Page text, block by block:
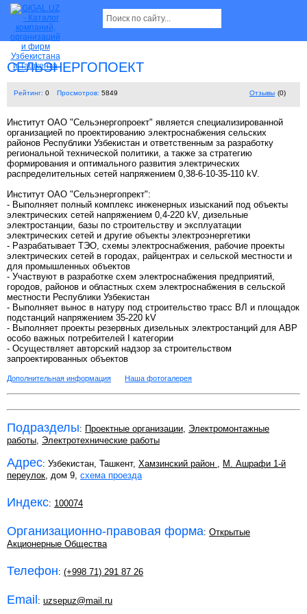
СЕЛЬЭНЕРГОПОЕКТ
Рейтинг: 0 Просмотров: 5849 Отзывы (0)
Институт ОАО "Сельэнергопроект" является специализированной
организацией по проектированию электроснабжения сельских
районов Республики Узбекистан и ответственным за разработку
региональной технической политики, а также за стратегию
формирования и оптимального развития электрических
распределительных сетей напряжением 0,38-6-10-35-110 kV.
Институт ОАО "Сельэнергопрект":
- Выполняет полный комплекс инженерных изысканий под объекты
электрических сетей напряжением 0,4-220 kV, дизельные
электростанции, базы по строительству и эксплуатации
электрических сетей и другие объекты электроэнергетики
- Разрабатывает ТЭО, схемы электроснабжения, рабочие проекты
электрических сетей в городах, райцентрах и сельской местности и
для промышленных объектов
- Участвуют в разработке схем электроснабжения предприятий,
городов, районов и областных схем электроснабжения в сельской
местности Республики Узбекистан
- Выполняет вынос в натуру под строительство трасс ВЛ и площадок
подстанций напряжением 35-220 kV
- Выполняет проекты резервных дизельных электростанций для АВР
особо важных потребителей I категории
- Осуществляет авторский надзор за строительством
запроектированных объектов
Дополнительная информация Наша фотогалерея
Подразделы: Проектные организации, Электромонтажные
работы, Электротехнические работы
Адрес: Узбекистан, Ташкент, Хамзинский район , М. Ашрафи 1-й
переулок, дом 9, схема проезда
Индекс: 100074
Организационно-правовая форма: Открытые
Акционерные Общества
Телефон: (+998 71) 291 87 26
Email : uzsepuz@mail.ru